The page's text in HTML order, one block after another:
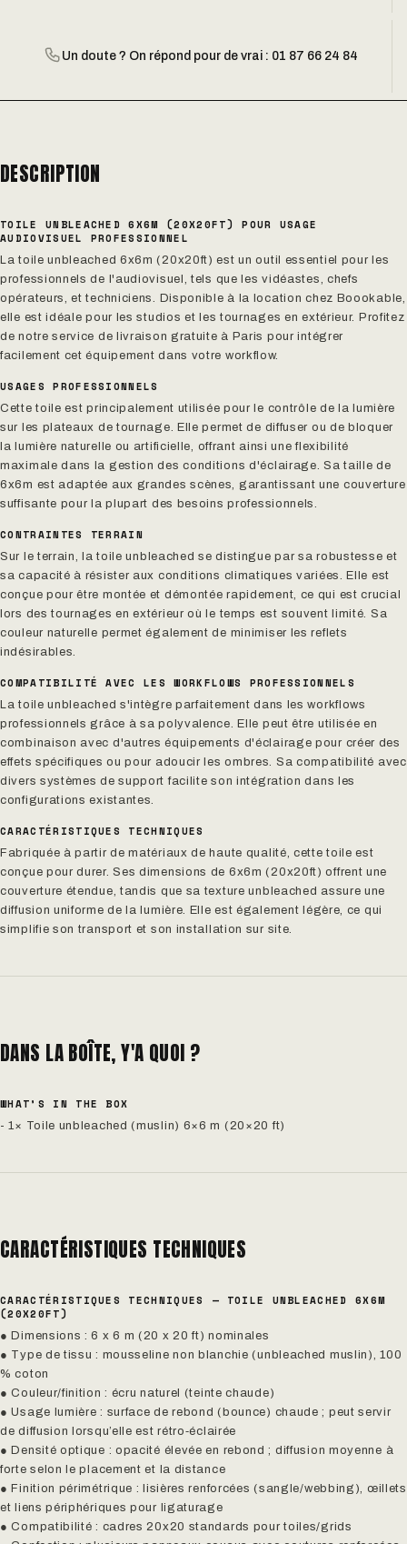
Un doute ? On répond pour de vrai : 01 87 66 24 84
DESCRIPTION
TOILE UNBLEACHED 6X6M (20X20FT) POUR USAGE
AUDIOVISUEL PROFESSIONNEL
La toile unbleached 6x6m (20x20ft) est un outil essentiel pour les
professionnels de l'audiovisuel, tels que les vidéastes, chefs
opérateurs, et techniciens. Disponible à la location chez Boookable,
elle est idéale pour les studios et les tournages en extérieur. Profitez
de notre service de livraison gratuite à Paris pour intégrer
facilement cet équipement dans votre workflow.
USAGES PROFESSIONNELS
Cette toile est principalement utilisée pour le contrôle de la lumière
sur les plateaux de tournage. Elle permet de diffuser ou de bloquer
la lumière naturelle ou artificielle, offrant ainsi une flexibilité
maximale dans la gestion des conditions d'éclairage. Sa taille de
6x6m est adaptée aux grandes scènes, garantissant une couverture
suffisante pour la plupart des besoins professionnels.
CONTRAINTES TERRAIN
Sur le terrain, la toile unbleached se distingue par sa robustesse et
sa capacité à résister aux conditions climatiques variées. Elle est
conçue pour être montée et démontée rapidement, ce qui est crucial
lors des tournages en extérieur où le temps est souvent limité. Sa
couleur naturelle permet également de minimiser les reflets
indésirables.
COMPATIBILITÉ AVEC LES WORKFLOWS PROFESSIONNELS
La toile unbleached s'intègre parfaitement dans les workflows
professionnels grâce à sa polyvalence. Elle peut être utilisée en
combinaison avec d'autres équipements d'éclairage pour créer des
effets spécifiques ou pour adoucir les ombres. Sa compatibilité avec
divers systèmes de support facilite son intégration dans les
configurations existantes.
CARACTÉRISTIQUES TECHNIQUES
Fabriquée à partir de matériaux de haute qualité, cette toile est
conçue pour durer. Ses dimensions de 6x6m (20x20ft) offrent une
couverture étendue, tandis que sa texture unbleached assure une
diffusion uniforme de la lumière. Elle est également légère, ce qui
simplifie son transport et son installation sur site.
DANS LA BOÎTE, Y'A QUOI ?
WHAT’S IN THE BOX
- 1× Toile unbleached (muslin) 6×6 m (20×20 ft)
CARACTÉRISTIQUES TECHNIQUES
CARACTÉRISTIQUES TECHNIQUES — TOILE UNBLEACHED 6X6M
(20X20FT)
● Dimensions : 6 x 6 m (20 x 20 ft) nominales
● Type de tissu : mousseline non blanchie (unbleached muslin), 100
% coton
● Couleur/finition : écru naturel (teinte chaude)
● Usage lumière : surface de rebond (bounce) chaude ; peut servir
de diffusion lorsqu’elle est rétro‑éclairée
● Densité optique : opacité élevée en rebond ; diffusion moyenne à
forte selon le placement et la distance
● Finition périmétrique : lisières renforcées (sangle/webbing), œillets
et liens périphériques pour ligaturage
● Compatibilité : cadres 20x20 standards pour toiles/grids